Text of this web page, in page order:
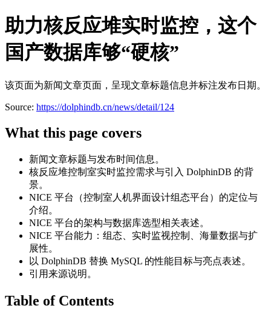
助力核反应堆实时监控，这个
国产数据库够“硬核”
该页面为新闻文章页面，呈现文章标题信息并标注发布日期。
Source: https://dolphindb.cn/news/detail/124
What this page covers
新闻文章标题与发布时间信息。
核反应堆控制室实时监控需求与引入 DolphinDB 的背
景。
NICE 平台（控制室人机界面设计组态平台）的定位与
介绍。
NICE 平台的架构与数据库选型相关表述。
NICE 平台能力：组态、实时监视控制、海量数据与扩
展性。
以 DolphinDB 替换 MySQL 的性能目标与亮点表述。
引用来源说明。
Table of Contents